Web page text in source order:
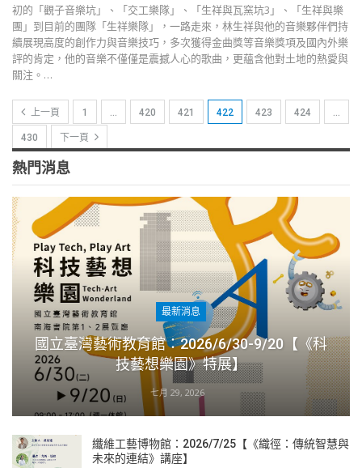
初的「觀子音樂坑」、「交工樂隊」、「生祥與瓦窯坑3」、「生祥與樂
團」到目前的團隊「生祥樂隊」，一路走來，林生祥與他的音樂夥伴們持
續展現高度的創作力與音樂技巧，多次獲得金曲獎等音樂獎項及國內外樂
評的肯定，他的音樂不僅僅是震撼人心的歌曲，更蘊含他對土地的熱愛與
關注。…
上一頁 1 420 421 422 423 424
430 下一頁
熱門消息
最新消息
國立臺灣藝術教育館：2026/6/30-9/20【《科
技藝想樂園》特展】
七月 29, 2026
纖維工藝博物館：2026/7/25【《織徑：傳統智慧與
未來的連結》講座】